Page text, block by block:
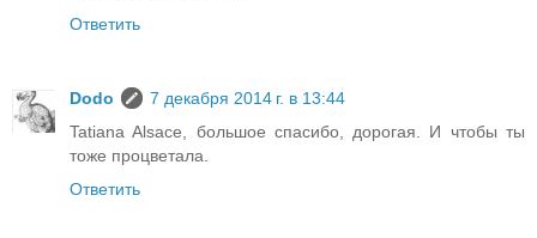
Ответить
Dodo
7 декабря 2014 г. в 13:44
Tatiana Alsace, большое спасибо, дорогая. И чтобы ты
тоже процветала.
Ответить